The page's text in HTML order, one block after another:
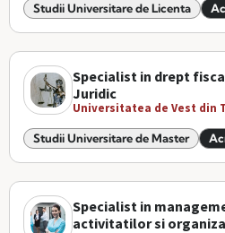
Studii Universitare de Licenta
Specialist in drept
Juridic
Universitatea de Vest din
Studii Universitare de Master
Specialist in
activitatilor si